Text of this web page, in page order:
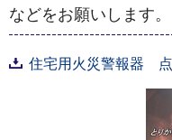
などをお願いします。
住宅用火災警報器 点